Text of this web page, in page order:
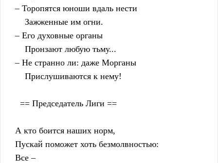
    – Торопятся юноши вдаль нести
        Зажженные им огни.
    – Его духовные органы
        Пронзают любую тьму...
    – Не странно ли: даже Морганы
        Прислушиваются к нему!
      == Председатель Лиги ==
    А кто боится наших норм,
    Пускай поможет хоть безмолвностью:
    Все –